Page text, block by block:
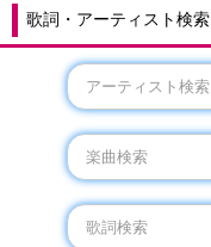
歌詞・アーティスト検索